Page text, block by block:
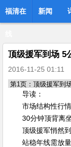
福清在 新闻
顶级援军到场 5
2016-11-25 01:11
导读：
市场结构性行情
30分钟顶背离坐
顶级援军悄然到
站稳年线需放量